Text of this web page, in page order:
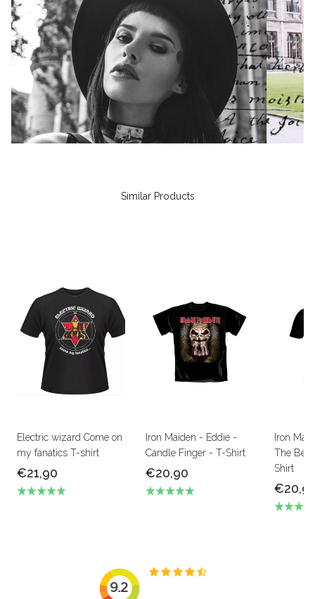
Similar Products
Electric wizard Come on
my fanatics T-shirt
€21,90
Iron Maiden - Eddie -
Candle Finger - T-Shirt
€20,90
Iron
The
Shirt